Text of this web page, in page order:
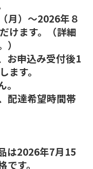
月）～2026年８
けます。（詳細
お申込み受付後1
ます。
配達希望時間帯
は2026年7月15
す。